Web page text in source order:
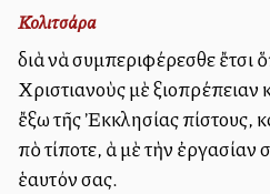
Κολιτσάρα
διὰ νὰ συμπεριφέρεσθε ἔτσι
Χριστιανοὺς μὲ
ἔξω τῆς Ἐκκλησίας ἀπίστους,
ἀπὸ τίποτε, ἀλλὰ μὲ τὴν
ἑαυτόν σας.